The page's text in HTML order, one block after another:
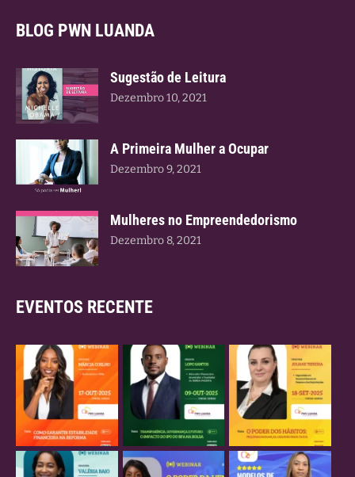
BLOG PWN LUANDA
Sugestão de Leitura
Dezembro 10, 2021
A Primeira Mulher a Ocupar
Dezembro 9, 2021
Mulheres no Empreendedorismo
Dezembro 8, 2021
EVENTOS RECENTE